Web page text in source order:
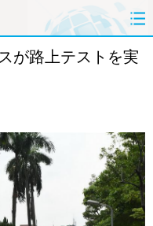
経済
が路上テストを実